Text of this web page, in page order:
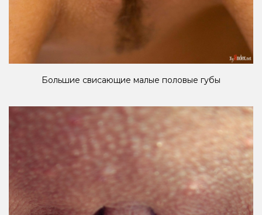
Большие свисающие малые половые губы